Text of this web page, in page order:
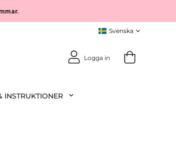
Logga in
INSTRUKTIONER